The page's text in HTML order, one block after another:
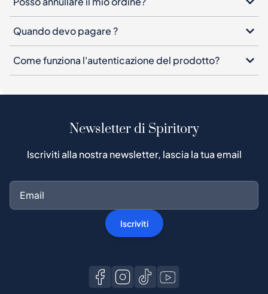
Quando devo pagare ?
Come funziona l'autenticazione del prodotto?
Newsletter di Spiritory
Iscriviti alla nostra newsletter, lascia la tua email
Iscriviti